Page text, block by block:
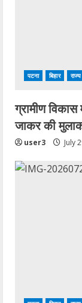
पटना बिहार राज्य
ग्रामीण
जाकर की
user3 July